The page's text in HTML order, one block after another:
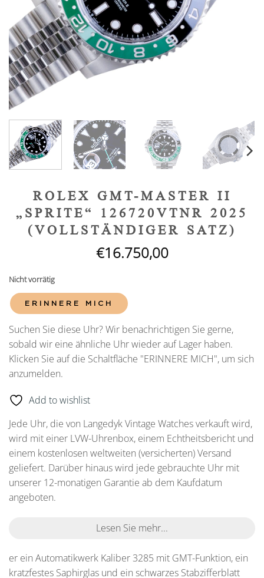
ROLEX GMT-MASTER II
„SPRITE“ 126720VTNR 2025
(VOLLSTÄNDIGER SATZ)
€16.750,00
Nicht vorrätig
ERINNERE MICH
Suchen Sie diese Uhr? Wir benachrichtigen Sie gerne,
sobald wir eine ähnliche Uhr wieder auf Lager haben.
Klicken Sie auf die Schaltfläche "ERINNERE MICH", um sich
anzumelden.
Add to wishlist
Jede Uhr, die von Langedyk Vintage Watches verkauft wird,
wird mit einer LVW-Uhrenbox, einem Echtheitsbericht und
einem kostenlosen weltweiten (versicherten) Versand
geliefert. Darüber hinaus wird jede gebrauchte Uhr mit
unserer 12-monatigen Garantie ab dem Kaufdatum
angeboten.
Lesen Sie mehr...
er ein Automatikwerk Kaliber 3285 mit GMT-Funktion, ein
kratzfestes Saphirglas und ein schwarzes Stabzifferblatt